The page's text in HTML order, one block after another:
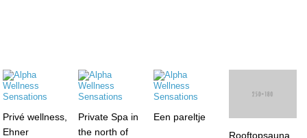
Privé wellness,
Ehner
Private Spa in
the north of
Een pareltje Rooftopsauna